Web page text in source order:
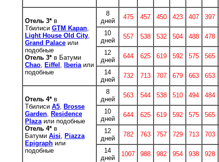
Отель 3* в
Тбилиси GTM Kapan,
Light House Old City,
Grand Palace или
подобные
Отель 3* в Батуми
Chao, Eiffel , Iberiaили
подобные
8
дней
475 457 450 423 407 397
10
дней
557 538 532 504 488 478
12
дней
644 625 619 592 575 565
14
дней
732 713 707 679 663 653
Отель 4* в
Тбилиси A5, Brosse
Garden, Residence
Plazaили подобные
Отель 4* в
Батуми Aisi, Piazza
Epigraph или
подобные
8
дней
563 544 538 510 494 484
10
дней
644 625 619 592 575 565
12
дней
782 763 757 729 713 703
14
дней
1007 988 982 954 938 928